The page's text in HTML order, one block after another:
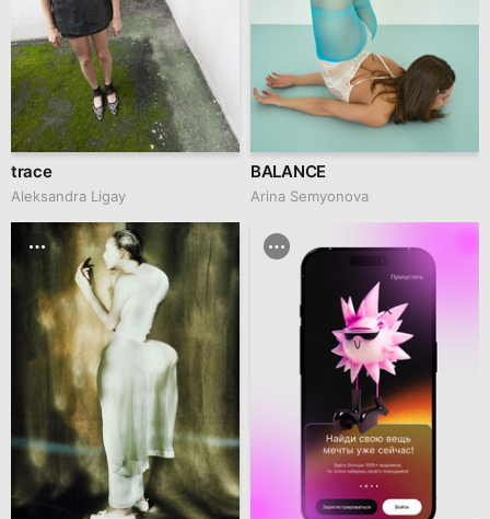
trace
Aleksandra Ligay
BALANCE
Arina Semyonova